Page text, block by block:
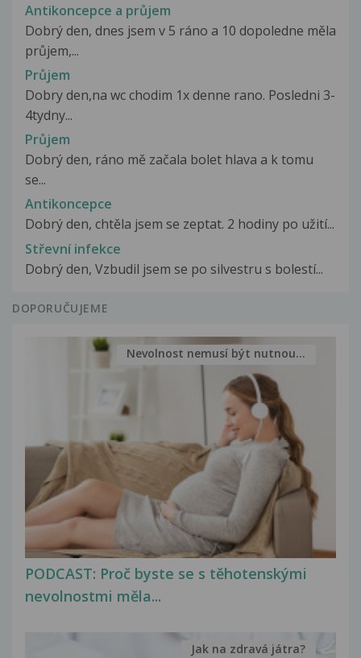
Antikoncepce a průjem
Dobrý den, dnes jsem v 5 ráno a 10 dopoledne měla
průjem,...
Průjem
Dobry den,na wc chodim 1x denne rano. Posledni 3-
4tydny...
Průjem
Dobrý den, ráno mě začala bolet hlava a k tomu
se...
Antikoncepce
Dobrý den, chtěla jsem se zeptat. 2 hodiny po užití...
Střevní infekce
Dobrý den, Vzbudil jsem se po silvestru s bolestí...
DOPORUČUJEME
PODCAST: Proč byste se s těhotenskými
nevolnostmi měla...
Nevolnost nemusí být nutnou...
Jak na zdravá játra?